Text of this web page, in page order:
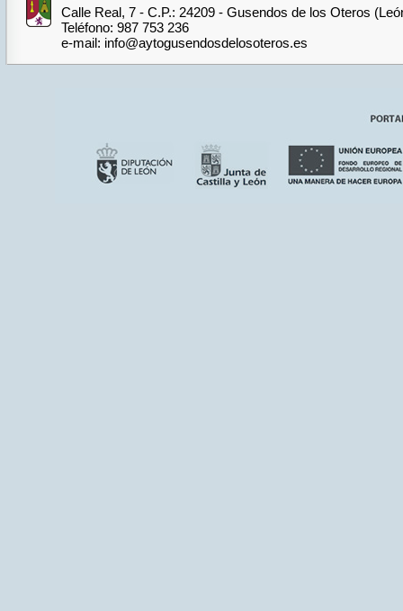
Calle Real, 7 - C.P.: 24209 - Gusendos de los Oteros
Teléfono: 987 753 236
e-mail: info@aytogusendosdelosoteros.es